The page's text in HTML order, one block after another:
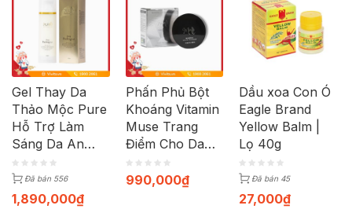
Gel Thay Da
Thảo Mộc Pure
Hỗ Trợ Làm
Sáng Da An
Toàn | Chai
150ml
Đã bán 556
1,890,000₫
Phấn Phủ Bột
Khoáng Vitamin
Muse Trang
Điểm Cho Da
Mặt Mịn Màng |
Hộp 10g
990,000₫
Dầu xoa Con Ó
Eagle Brand
Yellow Balm |
Lọ 40g
Đã bán 45
27,000₫